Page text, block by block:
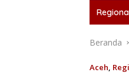
Beranda
Aceh,